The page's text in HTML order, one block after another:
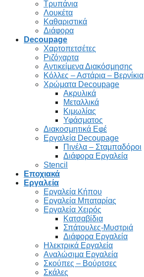
Τρυπάνια
Λουκέτα
Καθαριστικά
Διάφορα
Decoupage
Χαρτοπετσέτες
Ριζόχαρτα
Αντικείμενα Διακόσμησης
Κόλλες – Αστάρια – Βερνίκια
Χρώματα Decoupage
Ακρυλικά
Μεταλλικά
Κιμωλίας
Υφάσματος
Διακοσμητικά Εφέ
Εργαλεία Decoupage
Πινέλα – Σταμπαδόροι
Διάφορα Εργαλεία
Stencil
Εποχιακά
Εργαλεία
Εργαλεία Κήπου
Εργαλεία Μπαταρίας
Εργαλεία Χειρός
Κατσαβίδια
Σπάτουλες-Μυστριά
Διάφορα Εργαλεία
Ηλεκτρικά Εργαλεία
Αναλώσιμα Εργαλεία
Σκούπες – Βούρτσες
Σκάλες